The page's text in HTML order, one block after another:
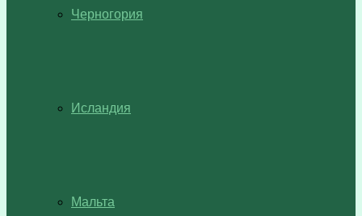
Черногория
Исландия
Мальта